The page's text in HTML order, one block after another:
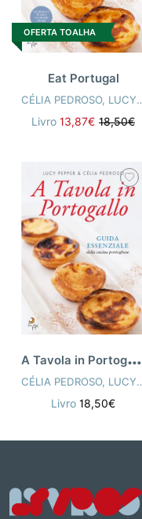
OFERTA TOALHA
Eat Portugal
CÉLIA PEDROSO, LUCY PEPPER
Livro 13,87€ 18,50€
A
Tavola in Portogallo (Eat Portugal - Italiano)
CÉLIA PEDROSO, LUCY PEPPER
Livro 18,50€